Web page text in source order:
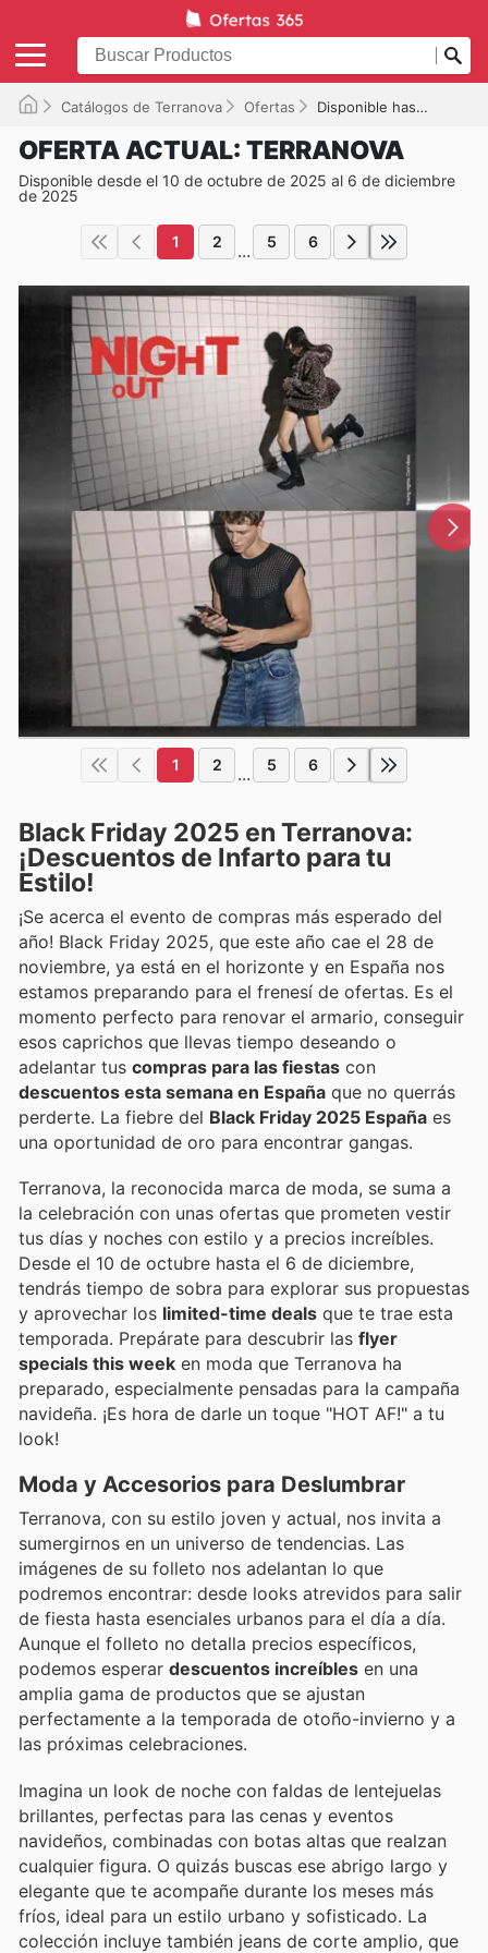
Catálogos de Terranova Ofertas Disponible hasta el 06/12/2025
OFERTA ACTUAL: TERRANOVA
Disponible desde el 10 de octubre de 2025 al 6 de diciembre
de 2025
1 2 ... 5 6
1 2 ... 5 6
Black Friday 2025 en Terranova:
¡Descuentos de Infarto para tu
Estilo!
¡Se acerca el evento de compras más esperado del
año! Black Friday 2025, que este año cae el 28 de
noviembre, ya está en el horizonte y en España nos
estamos preparando para el frenesí de ofertas. Es el
momento perfecto para renovar el armario, conseguir
esos caprichos que llevas tiempo deseando o
adelantar tus compras para las fiestas con
descuentos esta semana en España que no querrás
perderte. La fiebre del Black Friday 2025 España es
una oportunidad de oro para encontrar gangas.
Terranova, la reconocida marca de moda, se suma a
la celebración con unas ofertas que prometen vestir
tus días y noches con estilo y a precios increíbles.
Desde el 10 de octubre hasta el 6 de diciembre,
tendrás tiempo de sobra para explorar sus propuestas
y aprovechar los limited-time deals que te trae esta
temporada. Prepárate para descubrir las flyer
specials this week en moda que Terranova ha
preparado, especialmente pensadas para la campaña
navideña. ¡Es hora de darle un toque "HOT AF!" a tu
look!
Moda y Accesorios para Deslumbrar
Terranova, con su estilo joven y actual, nos invita a
sumergirnos en un universo de tendencias. Las
imágenes de su folleto nos adelantan lo que
podremos encontrar: desde looks atrevidos para salir
de fiesta hasta esenciales urbanos para el día a día.
Aunque el folleto no detalla precios específicos,
podemos esperar descuentos increíbles en una
amplia gama de productos que se ajustan
perfectamente a la temporada de otoño-invierno y a
las próximas celebraciones.
Imagina un look de noche con faldas de lentejuelas
brillantes, perfectas para las cenas y eventos
navideños, combinadas con botas altas que realzan
cualquier figura. O quizás buscas ese abrigo largo y
elegante que te acompañe durante los meses más
fríos, ideal para un estilo urbano y sofisticado. La
colección incluye también jeans de corte amplio, que